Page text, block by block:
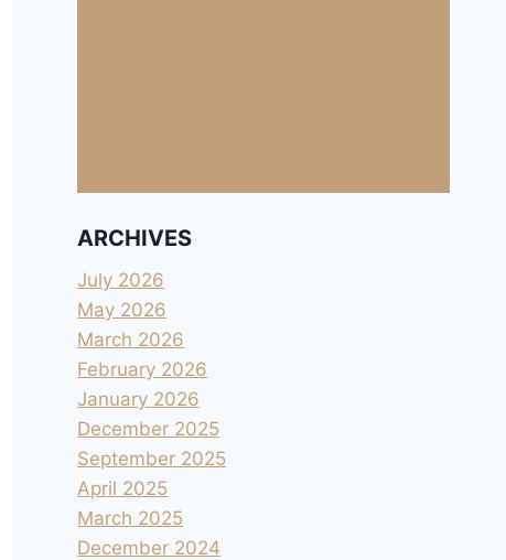
ARCHIVES
July 2026
May 2026
March 2026
February 2026
January 2026
December 2025
September 2025
April 2025
March 2025
December 2024